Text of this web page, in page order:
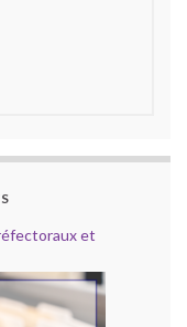
et